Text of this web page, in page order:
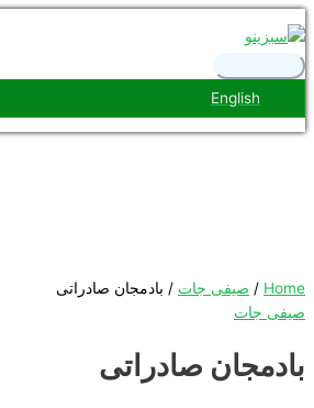
پرش
به
محتوا
فهرست
اصلی
English
Home
/ صیفی جات / بادمجان صادراتی
صیفی جات
بادمجان صادراتی